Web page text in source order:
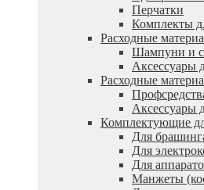
Перчатки
Комплекты
Расходные
Шампуни и
Аксессуары
Расходные
Аксессуары
Комплектующие
Для
Для
Для
Манжеты